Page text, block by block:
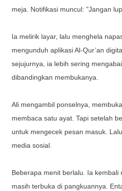
meja. Notifikasi muncul: "Jangan
Ia melirik layar, lalu menghela
mengunduh aplikasi Al-Qur’an
sejujurnya, ia lebih sering
dibandingkan membukanya.
Ali mengambil ponselnya,
membaca satu ayat. Tapi setelah
untuk mengecek pesan masuk.
media sosial.
Beberapa menit berlalu. Ia kembali
masih terbuka di pangkuannya.